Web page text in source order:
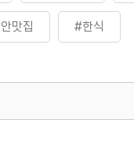
맛집 #한식